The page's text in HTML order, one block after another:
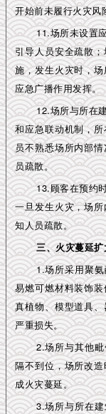
开始前未履行火灾风
11.场所未设置
引导人员安全疏散
施，发生火灾时，
应急广播作用发挥。
12.场所与所在
和应急联动机制，
员不熟悉场所内部
员疏散。
13.顾客在预约
一旦发生火灾，场
知人员疏散。
三、火灾蔓延
1.场所采用聚
易燃可燃材料装饰
真植物、模型道具
严重损失。
2.场所与其他
隔不到位，场所改
成火灾蔓延。
3.场所与所在